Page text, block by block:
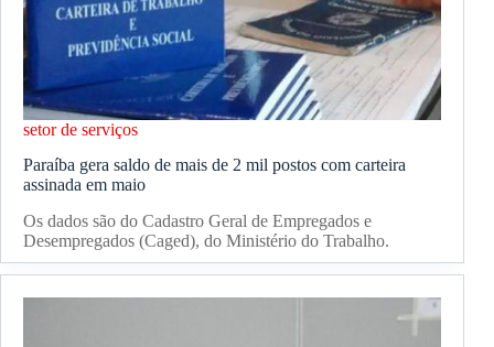
setor de serviços
Paraíba gera saldo de mais de 2 mil postos com carteira
assinada em maio
Os dados são do Cadastro Geral de Empregados e
Desempregados (Caged), do Ministério do Trabalho.